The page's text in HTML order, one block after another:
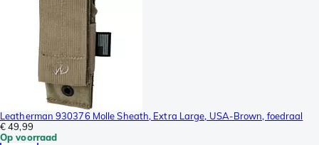
Leatherman 930376 Molle Sheath, Extra Large, USA-Brown, foedraal
€ 49,99
Op voorraad